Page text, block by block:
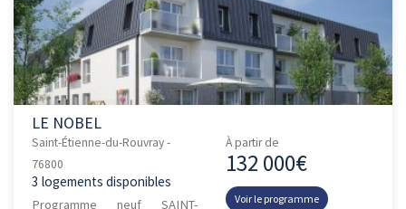
LE NOBEL
Saint-Étienne-du-Rouvray -
76800
3 logements disponibles
Programme neuf SAINT-
À partir de
132 000€
Voir le programme